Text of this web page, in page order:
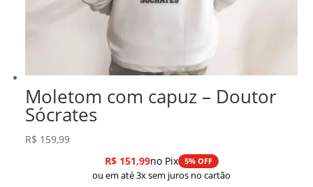
Moletom com capuz – Doutor
Sócrates
R$ 159,99
R$151,99no Pix 5% OFF
ou em até 3x sem juros no cartão